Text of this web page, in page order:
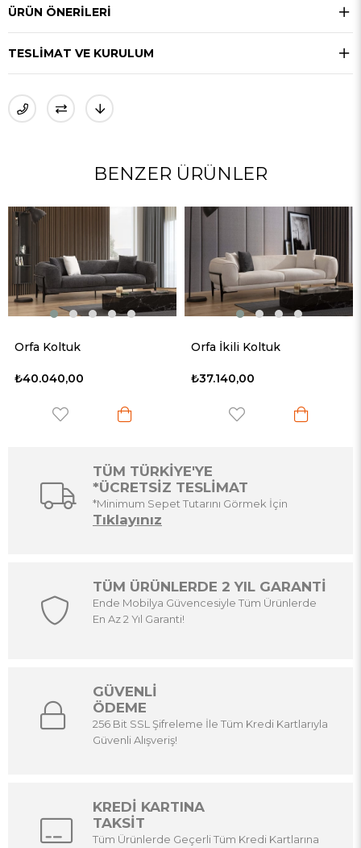
ÜRÜN ÖNERILERI
TESLIMAT VE KURULUM
BENZER ÜRÜNLER
Orfa Koltuk
₺40.040,00
Orfa İkili Koltuk
₺37.140,00
TÜM TÜRKİYE'YE
*ÜCRETSİZ TESLİMAT
*Minimum Sepet Tutarını Görmek İçin
Tıklayınız
TÜM ÜRÜNLERDE 2 YIL GARANTİ
Ende Mobilya Güvencesiyle Tüm Ürünlerde
En Az 2 Yıl Garanti!
GÜVENLİ
ÖDEME
256 Bit SSL Şifreleme İle Tüm Kredi Kartlarıyla
Güvenli Alışveriş!
KREDİ KARTINA
TAKSİT
Tüm Ürünlerde Geçerli Tüm Kredi Kartlarına